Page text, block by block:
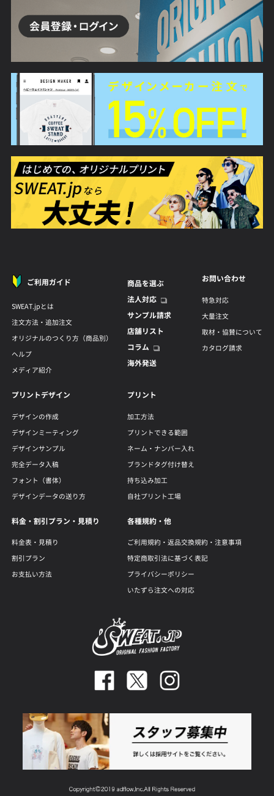
ご利用ガイド
SWEAT.jpとは
注文方法・追加注文
オリジナルのつくり方（商品別）
ヘルプ
メディア紹介
商品を選ぶ
法人対応
サンプル請求
店舗リスト
コラム
海外発送
お問い合わせ
特急対応
大量注文
取材・協賛について
カタログ請求
プリントデザイン
デザインの作成
デザインミーティング
デザインサンプル
完全データ入稿
フォント（書体）
デザインデータの送り方
プリント
加工方法
プリントできる範囲
ネーム・ナンバー入れ
ブランドタグ付け替え
持ち込み加工
自社プリント工場
料金・割引プラン・見積り
料金表・見積り
割引プラン
お支払い方法
各種規約・他
ご利用規約・返品交換規約・注意事項
特定商取引法に基づく表記
プライバシーポリシー
いたずら注文への対応